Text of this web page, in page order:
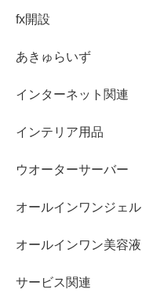
fx開設
あきゅらいず
インターネット関連
インテリア用品
ウオーターサーバー
オールインワンジェル
オールインワン美容液
サービス関連